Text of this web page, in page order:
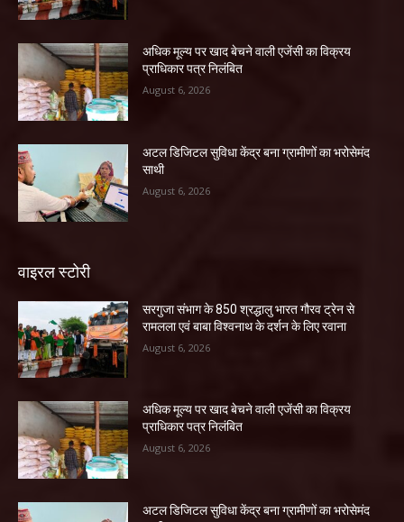
अधिक मूल्य पर खाद बेचने वाली एजेंसी का विक्रय
प्राधिकार पत्र निलंबित
August 6, 2026
अटल डिजिटल सुविधा केंद्र बना ग्रामीणों का भरोसेमंद
साथी
August 6, 2026
वाइरल स्टोरी
सरगुजा संभाग के 850 श्रद्धालु भारत गौरव ट्रेन से
रामलला एवं बाबा विश्वनाथ के दर्शन के लिए रवाना
August 6, 2026
अधिक मूल्य पर खाद बेचने वाली एजेंसी का विक्रय
प्राधिकार पत्र निलंबित
August 6, 2026
अटल डिजिटल सुविधा केंद्र बना ग्रामीणों का भरोसेमंद